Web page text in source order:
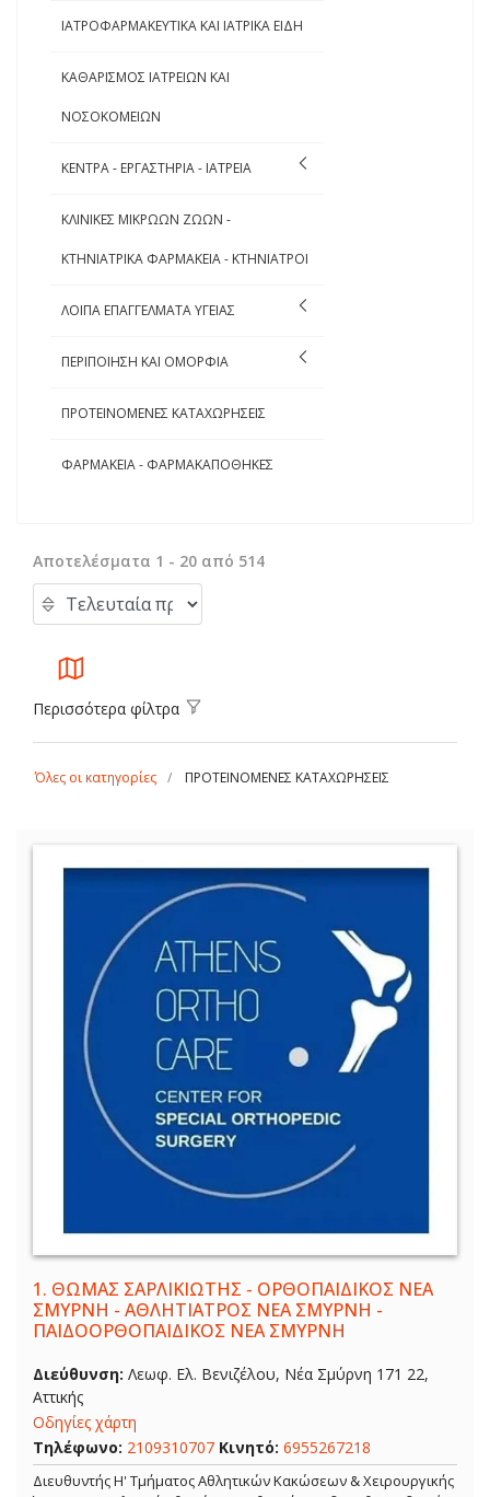
ΙΑΤΡΟΦΑΡΜΑΚΕΥΤΙΚΑ ΚΑΙ ΙΑΤΡΙΚΑ ΕΙΔΗ
ΚΑΘΑΡΙΣΜΟΣ ΙΑΤΡΕΙΩΝ ΚΑΙ
ΝΟΣΟΚΟΜΕΙΩΝ
ΚΕΝΤΡΑ - ΕΡΓΑΣΤΗΡΙΑ - ΙΑΤΡΕΙΑ
ΚΛΙΝΙΚΕΣ ΜΙΚΡΩΩΝ ΖΩΩΝ -
ΚΤΗΝΙΑΤΡΙΚΑ ΦΑΡΜΑΚΕΙΑ - ΚΤΗΝΙΑΤΡΟΙ
ΛΟΙΠΑ ΕΠΑΓΓΕΛΜΑΤΑ ΥΓΕΙΑΣ
ΠΕΡΙΠΟΙΗΣΗ ΚΑΙ ΟΜΟΡΦΙΑ
ΠΡΟΤΕΙΝΟΜΕΝΕΣ ΚΑΤΑΧΩΡΗΣΕΙΣ
ΦΑΡΜΑΚΕΙΑ - ΦΑΡΜΑΚΑΠΟΘΗΚΕΣ
Αποτελέσματα 1 - 20 από 514
Περισσότερα φίλτρα
Όλες οι κατηγορίες ΠΡΟΤΕΙΝΟΜΕΝΕΣ ΚΑΤΑΧΩΡΗΣΕΙΣ
1. ΘΩΜΑΣ ΣΑΡΛΙΚΙΩΤΗΣ - ΟΡΘΟΠΑΙΔΙΚΟΣ ΝΕΑ
ΣΜΥΡΝΗ - ΑΘΛΗΤΙΑΤΡΟΣ ΝΕΑ ΣΜΥΡΝΗ -
ΠΑΙΔΟΟΡΘΟΠΑΙΔΙΚΟΣ ΝΕΑ ΣΜΥΡΝΗ
Διεύθυνση: Λεωφ. Ελ. Βενιζέλου, Νέα Σμύρνη 171 22,
Αττικής
Οδηγίες χάρτη
Τηλέφωνο: 2109310707 Κινητό: 6955267218
Διευθυντής Η' Τμήματος Αθλητικών Κακώσεων & Χειρουργικής